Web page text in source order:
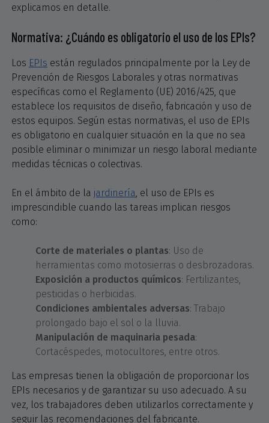
explicamos en detalle.
Normativa: ¿Cuándo es obligatorio el uso de los EPIs?
Los EPIs están regulados principalmente por la Ley de
Prevención de Riesgos Laborales y otras normativas
específicas como el Reglamento (UE) 2016/425, que
establece los requisitos de diseño, fabricación y uso de
estos equipos. Según estas normativas, el uso de EPIs
es obligatorio en cualquier situación en la que no sea
posible eliminar o minimizar un riesgo laboral mediante
medidas técnicas o colectivas.
En el ámbito de la jardinería , el uso de EPIs es
imprescindible cuando las tareas implican riesgos
como:
Corte de materiales o plantas: Uso de
herramientas como motosierras o desbrozadoras.
Exposición a productos químicos: Fertilizantes,
pesticidas o herbicidas.
Condiciones ambientales adversas: Trabajo
prolongado bajo el sol o la lluvia.
Manipulación de maquinaria pesada:
Cortacéspedes, motocultores, entre otros.
Las empresas tienen la obligación de proporcionar los
EPIs necesarios y de garantizar su uso adecuado. A su
vez, los trabajadores deben utilizarlos correctamente y
seguir las recomendaciones del fabricante.